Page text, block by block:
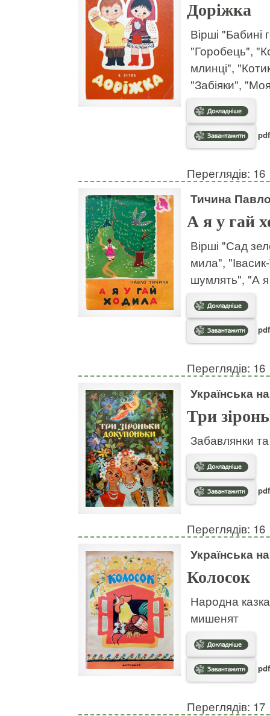
Доріжка
Вірші
"Горобець",
млинці",
"Забіяки",
Переглядів: 16
Тичина
А я у гай
Вірші "Сад
мила",
шумлять", "А
Переглядів: 16
Українська
Три
Забавлянки
Переглядів: 16
Українська
Колосок
Народна
мишенят
Переглядів: 17